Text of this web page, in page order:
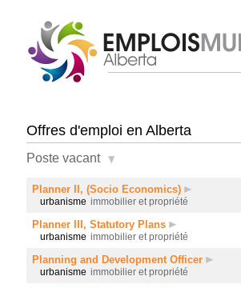
Offres d'emploi en Alberta
Poste vacant
Planner II, (Socio Economics)
urbanisme immobilier et propriété
Planner III, Statutory Plans
urbanisme immobilier et propriété
Planning and Development Officer
urbanisme immobilier et propriété